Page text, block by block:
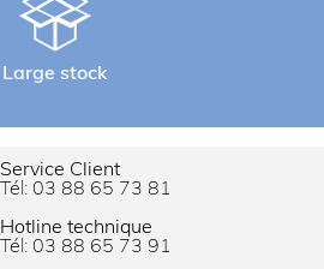
Large stock
Service Client
Tél: 03 88 65 73 81
Hotline technique
Tél: 03 88 65 73 91